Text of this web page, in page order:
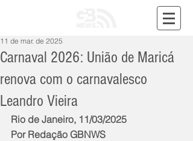
Carnaval 2026: União de Maricá
renova com o carnavalesco
Leandro Vieira
11 de mar. de 2025
Rio de Janeiro, 11/03/2025
Por Redação GBNWS